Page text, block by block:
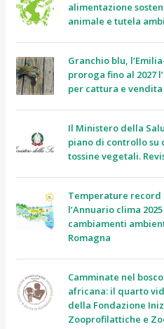
alimentazione
animale e tutela
Granchio blu,
proroga fino al 2027
per cattura e vendita
Il Ministero della
piano di controllo su
tossine vegetali.
Temperature record
l’Annuario clima
cambiamenti
Romagna
Camminate nel
africana: il quarto
della Fondazione
Zooprofilattiche e